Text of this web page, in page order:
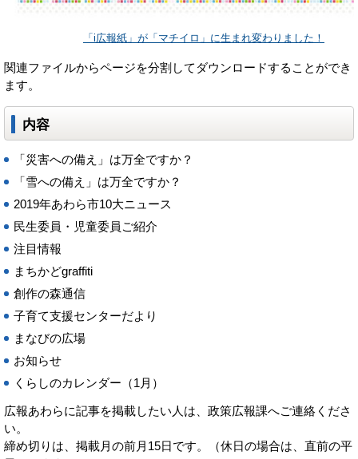
「i広報紙」が「マチイロ」に生まれ変わりました！
関連ファイルからページを分割してダウンロードすることができ
ます。
内容
「災害への備え」は万全ですか？
「雪への備え」は万全ですか？
2019年あわら市10大ニュース
民生委員・児童委員ご紹介
注目情報
まちかどgraffiti
創作の森通信
子育て支援センターだより
まなびの広場
お知らせ
くらしのカレンダー（1月）
広報あわらに記事を掲載したい人は、政策広報課へご連絡くださ
い。
締め切りは、掲載月の前月15日です。（休日の場合は、直前の平